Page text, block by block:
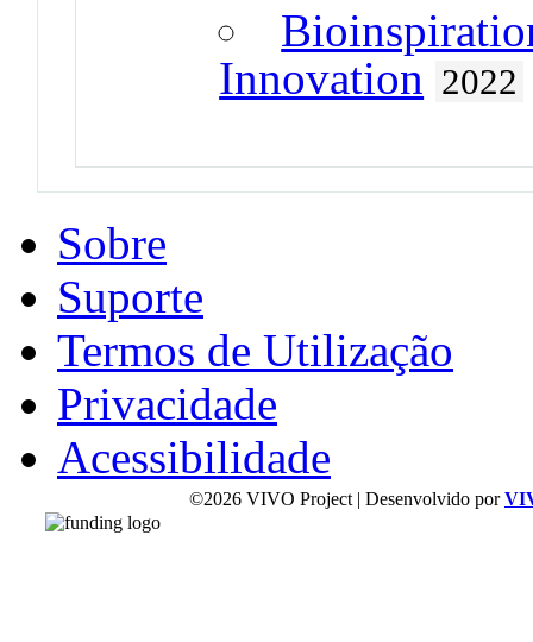
Innovation 2022
Sobre
Suporte
Termos de Utilização
Privacidade
Acessibilidade
©2026 VIVO Project | Desenvolvido por